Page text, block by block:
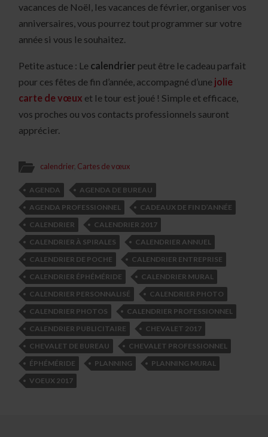
vacances de Noël, les vacances de février, organiser vos
anniversaires, vous pourrez tout programmer sur votre
année si vous le souhaitez.
Petite astuce : Le calendrier peut être le cadeau parfait
pour ces fêtes de fin d’année, accompagné d’une jolie
carte de vœux et le tour est joué ! Simple et efficace,
vos proches ou vos contacts professionnels sauront
apprécier.
calendrier, Cartes de vœux
AGENDA
AGENDA DE BUREAU
AGENDA PROFESSIONNEL
CADEAUX DE FIN D’ANNÉE
CALENDRIER
CALENDRIER 2017
CALENDRIER À SPIRALES
CALENDRIER ANNUEL
CALENDRIER DE POCHE
CALENDRIER ENTREPRISE
CALENDRIER ÉPHÉMÉRIDE
CALENDRIER MURAL
CALENDRIER PERSONNALISÉ
CALENDRIER PHOTO
CALENDRIER PHOTOS
CALENDRIER PROFESSIONNEL
CALENDRIER PUBLICITAIRE
CHEVALET 2017
CHEVALET DE BUREAU
CHEVALET PROFESSIONNEL
ÉPHÉMÉRIDE
PLANNING
PLANNING MURAL
VOEUX 2017